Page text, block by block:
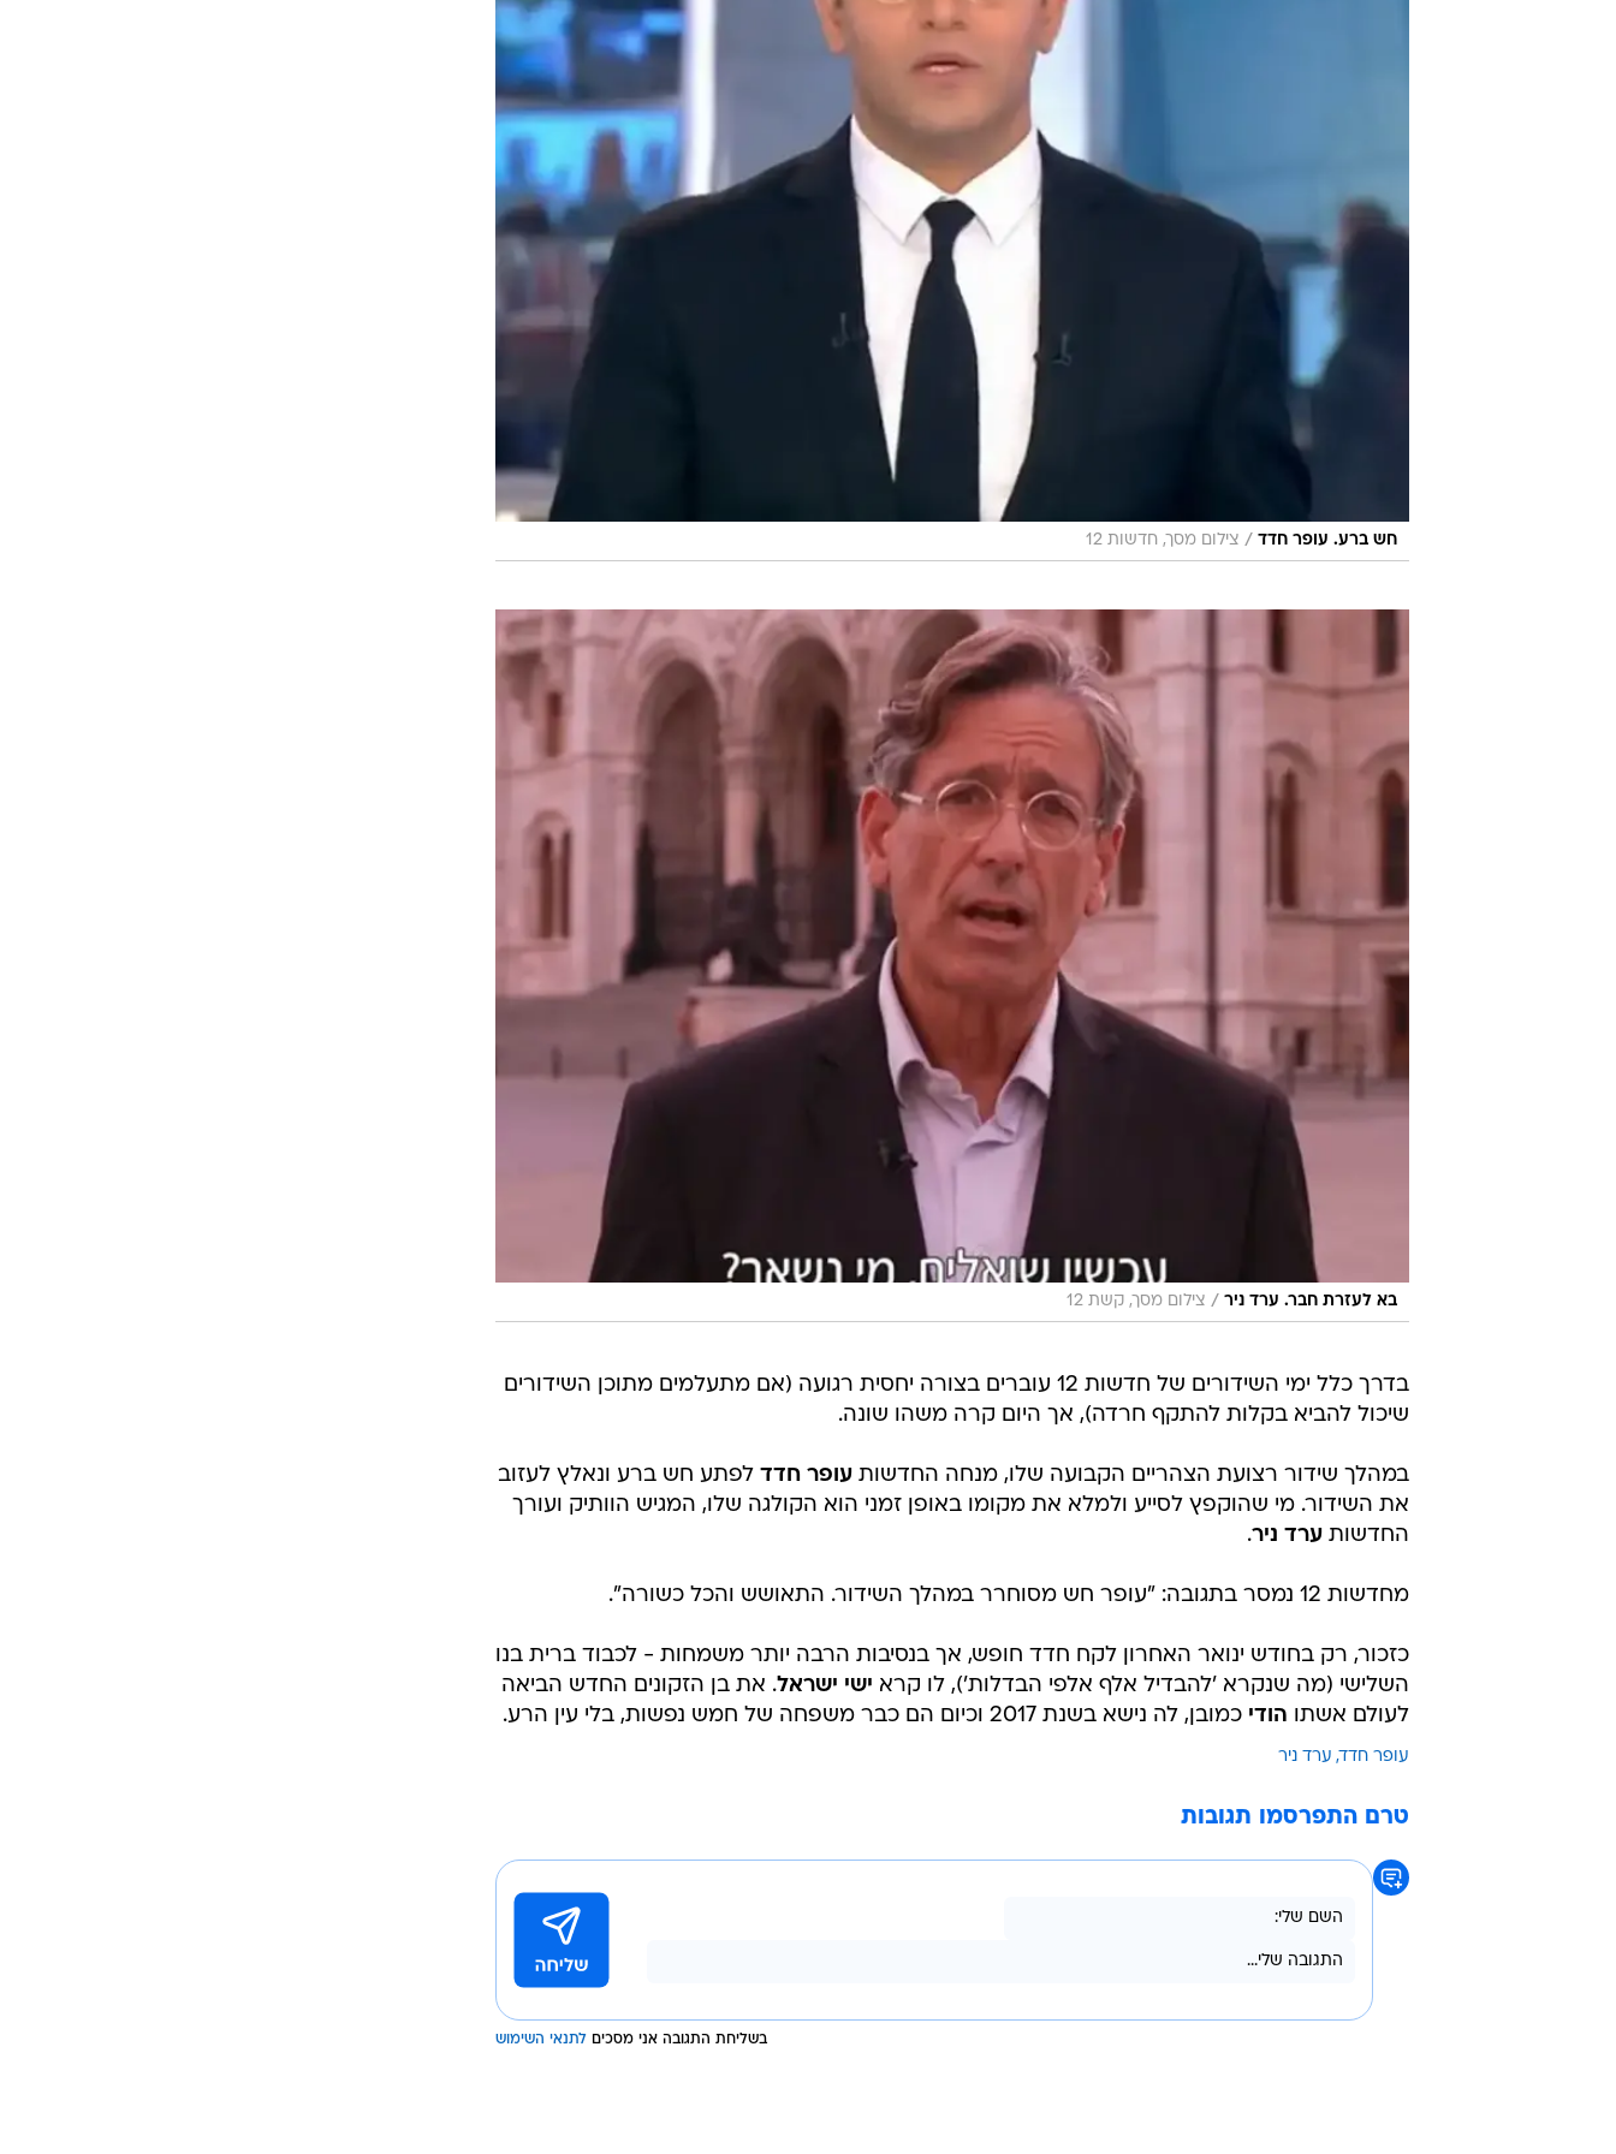
חש ברע. עופר חדד / צילום מסך, חדשות 12
בא לעזרת חבר. ערד ניר / צילום מסך, קשת 12
בדרך כלל ימי השידורים של חדשות 12 עוברים בצורה יחסית רגועה (אם מתעלמים מתוכן השידורים
שיכול להביא בקלות להתקף חרדה), אך היום קרה משהו שונה.
במהלך שידור רצועת הצהריים הקבועה שלו, מנחה החדשות עופר חדד לפתע חש ברע ונאלץ לעזוב
את השידור. מי שהוקפץ לסייע ולמלא את מקומו באופן זמני הוא הקולגה שלו, המגיש הוותיק ועורך
החדשות ערד ניר.
מחדשות 12 נמסר בתגובה: "עופר חש מסוחרר במהלך השידור. התאושש והכל כשורה".
כזכור, רק בחודש ינואר האחרון לקח חדד חופש, אך בנסיבות הרבה יותר משמחות - לכבוד ברית בנו
השלישי (מה שנקרא 'להבדיל אלף אלפי הבדלות'), לו קרא ישי ישראל. את בן הזקונים החדש הביאה
לעולם אשתו הודי כמובן, לה נישא בשנת 2017 וכיום הם כבר משפחה של חמש נפשות, בלי עין הרע.
עופר חדד ערד ניר
טרם התפרסמו תגובות
בשליחת התגובה אני מסכים לתנאי השימוש